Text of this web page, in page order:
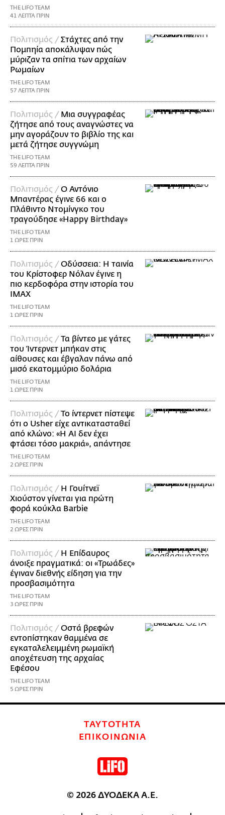
THE LIFO TEAM
41 ΛΕΠΤΑ ΠΡΙΝ
Πολιτισμός /Στάχτες από την
Πομπηία αποκάλυψαν πώς
μύριζαν τα σπίτια των αρχαίων
Ρωμαίων
THE LIFO TEAM
57 ΛΕΠΤΑ ΠΡΙΝ
Πολιτισμός / Μια συγγραφέας
ζήτησε από τους αναγνώστες να
μην αγοράζουν το βιβλίο της και
μετά ζήτησε συγγνώμη
THE LIFO TEAM
59 ΛΕΠΤΑ ΠΡΙΝ
Πολιτισμός /Ο Αντόνιο
Μπαντέρας έγινε 66 και ο
Πλάθιντο Ντομίνγκο του
τραγούδησε «Happy Birthday»
THE LIFO TEAM
1 ΩΡΕΣ ΠΡΙΝ
Πολιτισμός /Οδύσσεια: Η ταινία
του Κρίστοφερ Νόλαν έγινε η
πιο κερδοφόρα στην ιστορία του
IMAX
THE LIFO TEAM
1 ΩΡΕΣ ΠΡΙΝ
Πολιτισμός /Τα βίντεο με γάτες
του Ίντερνετ μπήκαν στις
αίθουσες και έβγαλαν πάνω από
μισό εκατομμύριο δολάρια
THE LIFO TEAM
1 ΩΡΕΣ ΠΡΙΝ
Πολιτισμός /Το ίντερνετ πίστεψε
ότι ο Usher είχε αντικατασταθεί
από κλώνο: «Η AI δεν έχει
φτάσει τόσο μακριά», απάντησε
THE LIFO TEAM
2 ΩΡΕΣ ΠΡΙΝ
Πολιτισμός / Η Γουίτνεϊ
Χιούστον γίνεται για πρώτη
φορά κούκλα Barbie
THE LIFO TEAM
2 ΩΡΕΣ ΠΡΙΝ
Πολιτισμός / Η Επίδαυρος
άνοιξε πραγματικά: οι «Τρωάδες»
έγιναν διεθνής είδηση για την
προσβασιμότητα
THE LIFO TEAM
3 ΩΡΕΣ ΠΡΙΝ
Πολιτισμός /Οστά βρεφών
εντοπίστηκαν θαμμένα σε
εγκαταλελειμμένη ρωμαϊκή
αποχέτευση της αρχαίας
Εφέσου
THE LIFO TEAM
5 ΩΡΕΣ ΠΡΙΝ
ΤΑΥΤΟΤΗΤΑ
ΕΠΙΚΟΙΝΩΝΙΑ
© 2026 ΔΥΟΔΕΚΑ Α.Ε.